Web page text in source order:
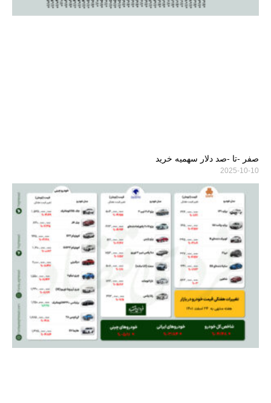
صفر -تا -صد دلار سهمیه خرید
2025-10-10